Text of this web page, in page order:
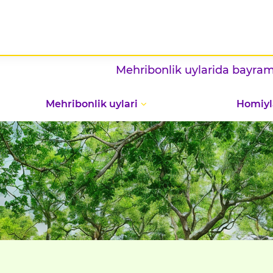
Mehribonlik uylarida bayram —
Mehribonlik uylari